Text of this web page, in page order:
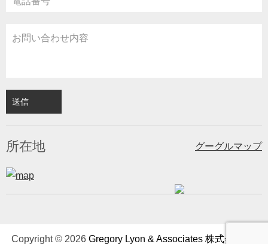
所在地 グーグルマップ
Copyright © 2026 Gregory Lyon & Associates 株式会社